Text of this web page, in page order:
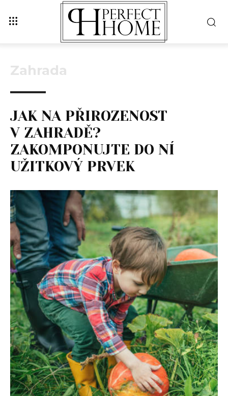
Zahrada
JAK NA PŘIROZENOST
V ZAHRADĚ?
ZAKOMPONUJTE DO NÍ
UŽITKOVÝ PRVEK